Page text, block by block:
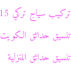
تركيب سياج تركي 60089115
تنسيق حدائق الكويت
تنسيق حدائق المنزلية